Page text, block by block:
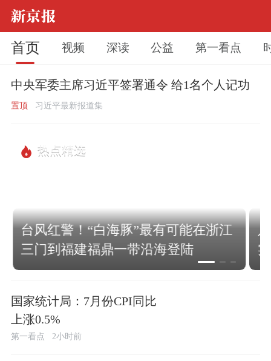
首页 视频 深读 公益 第一看点
中央军委主席习近平签署通令 给1名个人记功
置顶 习近平最新报道集
台风红警！“白海豚”最有可能在浙江
三门到福建福鼎一带沿海登陆
热点精选
国家统计局：7月份CPI同比
上涨0.5%
第一看点 2小时前